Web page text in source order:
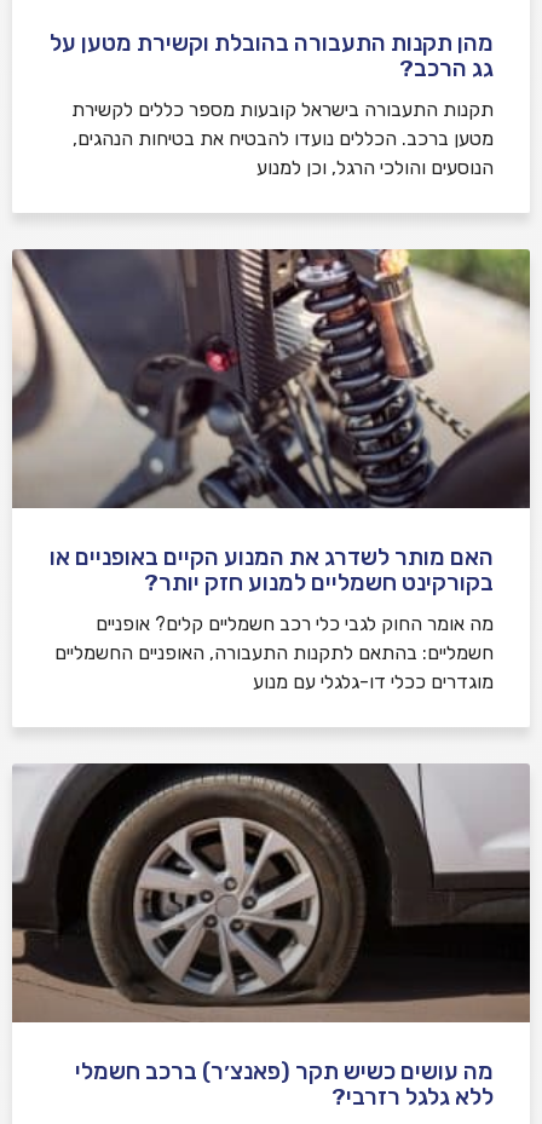
מהן תקנות התעבורה בהובלת וקשירת מטען על
גג הרכב?
תקנות התעבורה בישראל קובעות מספר כללים לקשירת
מטען ברכב. הכללים נועדו להבטיח את בטיחות הנהגים,
הנוסעים והולכי הרגל, וכן למנוע
האם מותר לשדרג את המנוע הקיים באופניים או
בקורקינט חשמליים למנוע חזק יותר?
מה אומר החוק לגבי כלי רכב חשמליים קלים? אופניים
חשמליים: בהתאם לתקנות התעבורה, האופניים החשמליים
מוגדרים ככלי דו-גלגלי עם מנוע
מה עושים כשיש תקר (פאנצ׳ר) ברכב חשמלי
ללא גלגל רזרבי?